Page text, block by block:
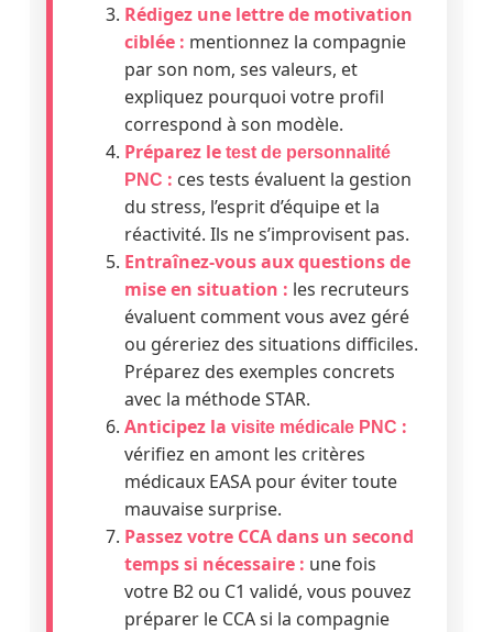
Rédigez une lettre de motivation
ciblée : mentionnez la compagnie
par son nom, ses valeurs, et
expliquez pourquoi votre profil
correspond à son modèle.
Préparez le test de personnalité
PNC : ces tests évaluent la gestion
du stress, l’esprit d’équipe et la
réactivité. Ils ne s’improvisent pas.
Entraînez-vous aux questions de
mise en situation : les recruteurs
évaluent comment vous avez géré
ou géreriez des situations difficiles.
Préparez des exemples concrets
avec la méthode STAR.
Anticipez la visite médicale PNC :
vérifiez en amont les critères
médicaux EASA pour éviter toute
mauvaise surprise.
Passez votre CCA dans un second
temps si nécessaire : une fois
votre B2 ou C1 validé, vous pouvez
préparer le CCA si la compagnie